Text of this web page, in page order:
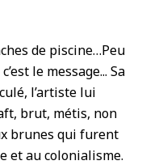
de piscine…Peu
le message... Sa
l’artiste lui
brut, métis, non
brunes qui furent
et au colonialisme.